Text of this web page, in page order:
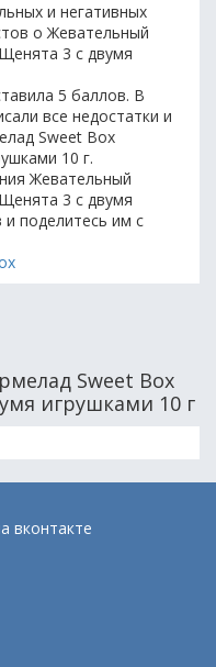
и негативных
о Жевательный
3 с двумя
5 баллов. В
все недостатки и
Sweet Box
10 г.
Жевательный
3 с двумя
поделитесь им с
Sweet Box
игрушками 10 г
вконтакте